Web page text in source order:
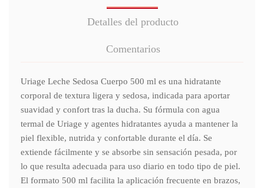
Detalles del producto
Comentarios
Uriage Leche Sedosa Cuerpo 500 ml es una hidratante
corporal de textura ligera y sedosa, indicada para aportar
suavidad y confort tras la ducha. Su fórmula con agua
termal de Uriage y agentes hidratantes ayuda a mantener la
piel flexible, nutrida y confortable durante el día. Se
extiende fácilmente y se absorbe sin sensación pesada, por
lo que resulta adecuada para uso diario en todo tipo de piel.
El formato 500 ml facilita la aplicación frecuente en brazos,